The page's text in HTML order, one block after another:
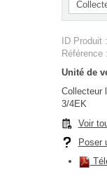
ID Produit
Unité de
Collecteur
3/4EK
Voir
Poser